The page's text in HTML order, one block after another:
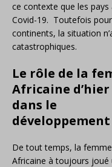
ce contexte que les
Covid-19. Toutefois
continents, la situation
catastrophiques.
Le rôle de la
Africaine d’hier
dans le
développement
De tout temps, la femme
Africaine à toujours joué